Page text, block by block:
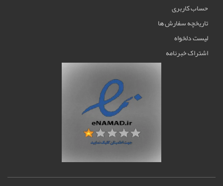
حساب کاربری
تاریخچه سفارش ها
لیست دلخواه
اشتراک خبرنامه